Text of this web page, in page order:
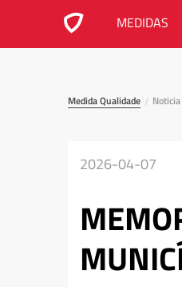
MEDIDAS
Medida Qualidade / Noticia
2026-04-07